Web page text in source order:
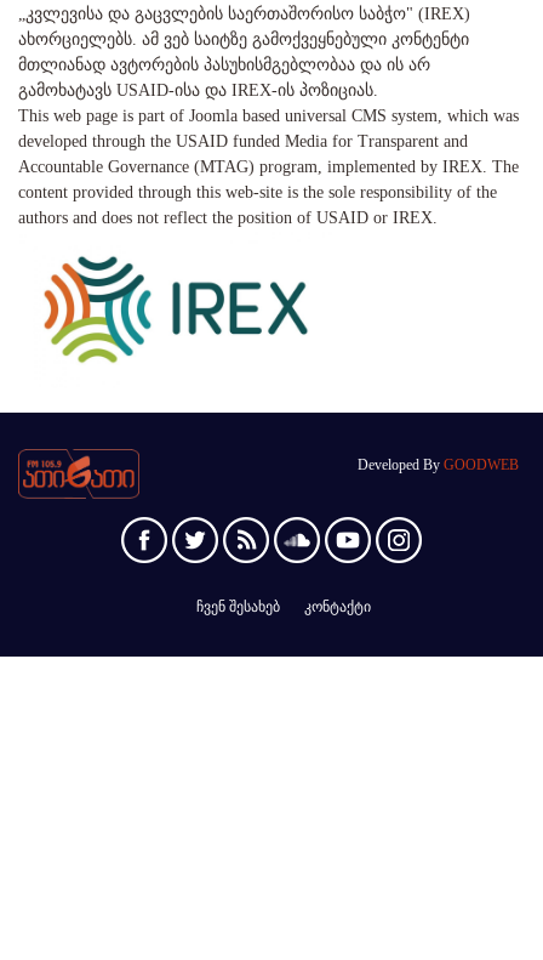
„კვლევისა და გაცვლების საერთაშორისო საბჭო" (IREX)
ახორციელებს. ამ ვებ საიტზე გამოქვეყნებული კონტენტი
მთლიანად ავტორების პასუხისმგებლობაა და ის არ
გამოხატავს USAID-ისა და IREX-ის პოზიციას.
This web page is part of Joomla based universal CMS system, which was
developed through the USAID funded Media for Transparent and
Accountable Governance (MTAG) program, implemented by IREX. The
content provided through this web-site is the sole responsibility of the
authors and does not reflect the position of USAID or IREX.
Developed By GOODWEB
ჩვენ შესახებ კონტაქტი